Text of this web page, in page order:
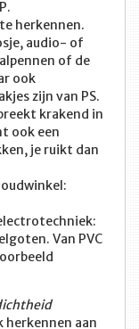
herkennen.
audio- of
of de
ook
zijn van PS.
krakend in
ook een
je ruikt dan
Van PVC
aan